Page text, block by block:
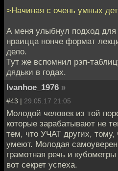
>Начиная с очень умных
А меня улыбнул подход
нраицца нонче формат
дело.
Тут же вспомнил рэп-
дядьки в годах.
Ivanhoe_1976 »
#43 | 29.05.17 21:05
Молодой человек из той
которые зарабатывают не
тем, что УЧАТ других, тому,
умеют. Молодая
грамотная речь и
вот секрет успеха.